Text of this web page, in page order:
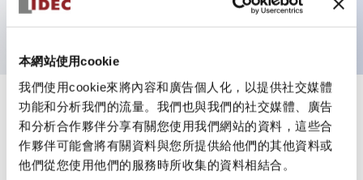
本網站使用cookie
我們使用cookie來將內容和廣告個人化，以提供社交媒體
功能和分析我們的流量。我們也與我們的社交媒體、廣告
和分析合作夥伴分享有關您使用我們網站的資料，這些合
作夥伴可能會將有關資料與您所提供給他們的其他資料或
他們從您使用他們的服務時所收集的資料相結合。
防護結構為IP65（IEC60529）
規格 顯示全部
審美規範